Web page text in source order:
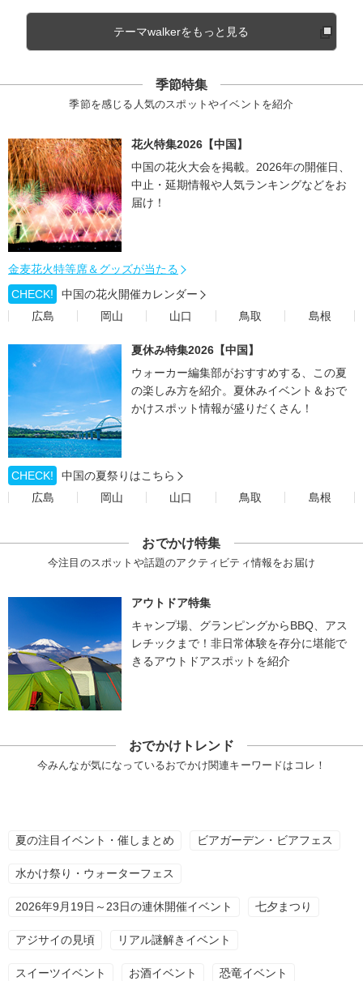
テーマwalkerをもっと見る
季節特集
季節を感じる人気のスポットやイベントを紹介
花火特集2026【中国】
中国の花火大会を掲載。2026年の開催日、
中止・延期情報や人気ランキングなどをお
届け！
金麦花火特等席＆グッズが当たる
CHECK!
中国の花火開催カレンダー
広島
岡山 山口 鳥取 島根
夏休み特集2026【中国】
ウォーカー編集部がおすすめする、この夏
の楽しみ方を紹介。夏休みイベント＆おで
かけスポット情報が盛りだくさん！
CHECK!
中国の夏祭りはこちら
広島
岡山 山口 鳥取 島根
おでかけ特集
今注目のスポットや話題のアクティビティ情報をお届け
アウトドア特集
キャンプ場、グランピングからBBQ、アス
レチックまで！非日常体験を存分に堪能で
きるアウトドアスポットを紹介
おでかけトレンド
今みんなが気になっているおでかけ関連キーワードはコレ！
夏の注目イベント・催しまとめ ビアガーデン・ビアフェス
水かけ祭り・ウォーターフェス
2026年9月19日～23日の連休開催イベント 七夕まつり
アジサイの見頃 リアル謎解きイベント
スイーツイベント お酒イベント 恐竜イベント